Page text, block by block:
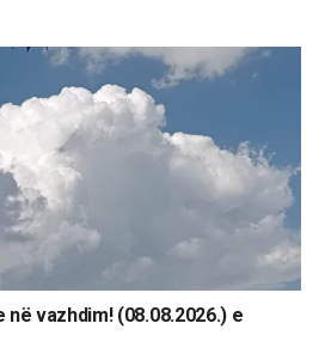
vazhdim! (08.08.2026.) e